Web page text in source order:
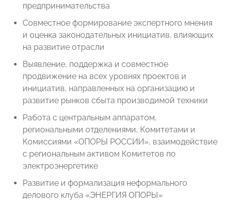
предпринимательства
Совместное формирование экспертного мнения
и оценка законодательных инициатив, влияющих
на развитие отрасли
Выявление, поддержка и совместное
продвижение на всех уровнях проектов и
инициатив, направленных на организацию и
развитие рынков сбыта производимой техники
Работа с центральным аппаратом,
региональными отделениями, Комитетами и
Комиссиями «ОПОРЫ РОССИИ», взаимодействие
с региональным активом Комитетов по
электроэнергетике
Развитие и формализация неформального
делового клуба «ЭНЕРГИЯ ОПОРЫ»